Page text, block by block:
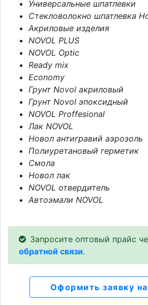
Универсальные шпатлевки
Стекловолокно шпатлевка
Акриловые изделия
NOVOL PLUS
NOVOL Optic
Ready mix
Economy
Грунт Novol акриловый
Грунт Novol эпоксидный
NOVOL Proffesional
Лак NOVOL
Новол антигравий аэрозоль
Полиуретановый герметик
Смола
Новол лак
NOVOL отвердитель
Автоэмали NOVOL
Запросите оптовый прайс
обратной связи.
Оформить заявку